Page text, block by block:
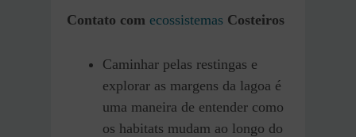
Contato com ecossistemas Costeiros
Caminhar pelas restingas e
explorar as margens da lagoa é
uma maneira de entender como
os habitats mudam ao longo do